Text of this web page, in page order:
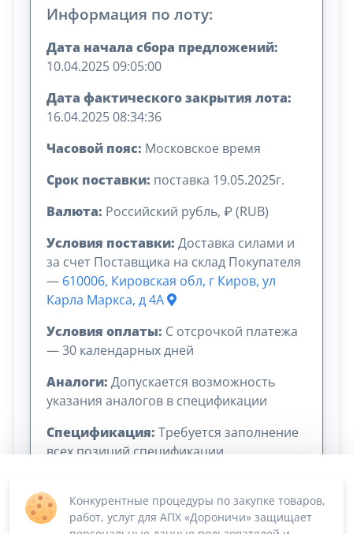
Информация по лоту:
Дата начала сбора предложений:
10.04.2025 09:05:00
Дата фактического закрытия лота:
16.04.2025 08:34:36
Часовой пояс: Московское время
Срок поставки: поставка 19.05.2025г.
Валюта: Российский рубль, ₽ (RUB)
Условия поставки: Доставка силами и
за счет Поставщика на склад Покупателя
— 610006, Кировская обл, г Киров, ул
Карла Маркса, д 4А
Условия оплаты: C отсрочкой платежа
— 30 календарных дней
Аналоги: Допускается возможность
указания аналогов в спецификации
Спецификация: Требуется заполнение
всех позиций спецификации
Конкурентные процедуры по закупке товаров,
работ, услуг для АПХ «Дороничи» защищает